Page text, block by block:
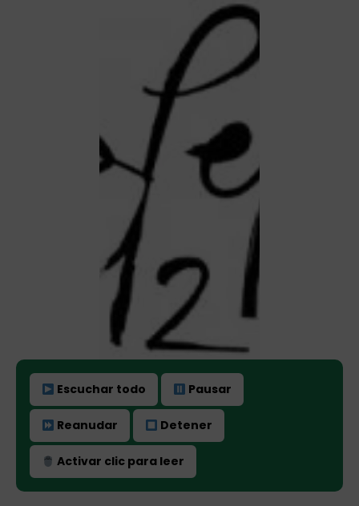
Escuchar todo Pausar
Reanudar Detener
Activar clic para leer